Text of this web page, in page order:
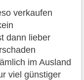
verkaufen
dann lieber
im Ausland
viel günstiger